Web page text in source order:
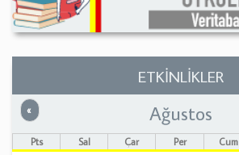
ETKİNLİKLER
« Önceki Ağustos
Pts Sal Çar Per Cum